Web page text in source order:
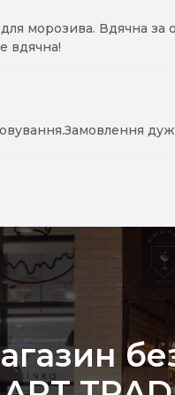
морозива. Вдячна за
вдячна!